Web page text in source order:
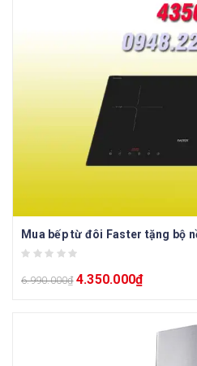
Mua bếp từ đôi Faster tặng bộ
6.990.000₫ 4.350.000₫